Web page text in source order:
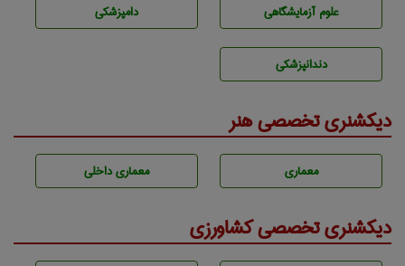
علوم آزمايشگاهی دامپزشكی
دندانپزشكی
دیکشنری تخصصی هنر
معماری معماری داخلی
دیکشنری تخصصی کشاورزی